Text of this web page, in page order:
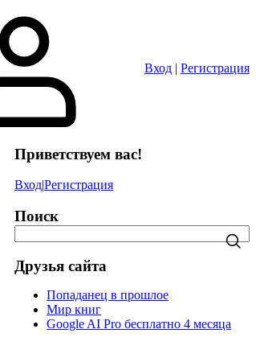
Вход | Регистрация
Приветствуем вас!
Вход|Регистрация
Поиск
Друзья сайта
Попаданец в прошлое
Мир книг
Google AI Pro бесплатно 4 месяца